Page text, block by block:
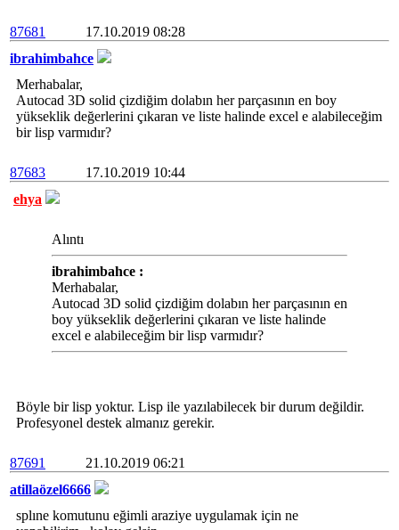
87681
17.10.2019 08:28
ibrahimbahce
Merhabalar,
Autocad 3D solid çizdiğim dolabın her parçasının en boy
yükseklik değerlerini çıkaran ve liste halinde excel e alabileceğim
bir lisp varmıdır?
87683
17.10.2019 10:44
ehya
Alıntı
ibrahimbahce :
Merhabalar,
Autocad 3D solid çizdiğim dolabın her parçasının en
boy yükseklik değerlerini çıkaran ve liste halinde
excel e alabileceğim bir lisp varmıdır?
Böyle bir lisp yoktur. Lisp ile yazılabilecek bir durum değildir.
Profesyonel destek almanız gerekir.
87691
21.10.2019 06:21
atillaözel6666
splıne komutunu eğimli araziye uygulamak için ne